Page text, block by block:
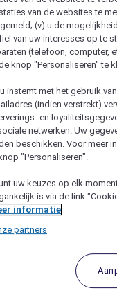
des Couleures
van het merk
van de websites te
(v) u de
van uw interesses op te
(telefoon, computer,
knop "Personaliseren" te
instemt met het gebruik
(indien verstrekt)
en
netwerken. Uw
beschikken. Voor meer
"Personaliseren".
uw keuzes op elk
is via de link
informatie
partners